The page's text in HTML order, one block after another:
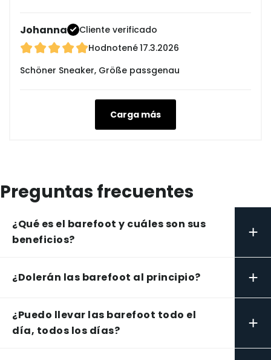
Johanna
Cliente verificado
Hodnotené17.3.2026
Schöner Sneaker, Größe passgenau
Carga más
Preguntas frecuentes
¿Qué es el barefoot y cuáles son sus
beneficios?
+
¿Dolerán las barefoot al principio? +
¿Puedo llevar las barefoot todo el
día, todos los días?
+